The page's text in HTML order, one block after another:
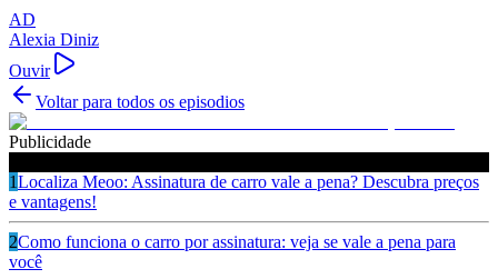
AD
Alexia Diniz
Ouvir
Voltar para todos os episodios
Publicidade
1Localiza Meoo: Assinatura de carro vale a pena? Descubra preços
e vantagens!
2Como funciona o carro por assinatura: veja se vale a pena para
você